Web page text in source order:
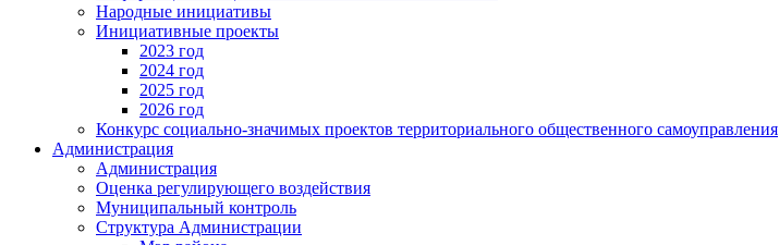
Народные инициативы
Инициативные проекты
2023 год
2024 год
2025 год
2026 год
Конкурс социально-значимых проектов территориального общественного самоуправления
Администрация
Администрация
Оценка регулирующего воздействия
Муниципальный контроль
Структура Администрации